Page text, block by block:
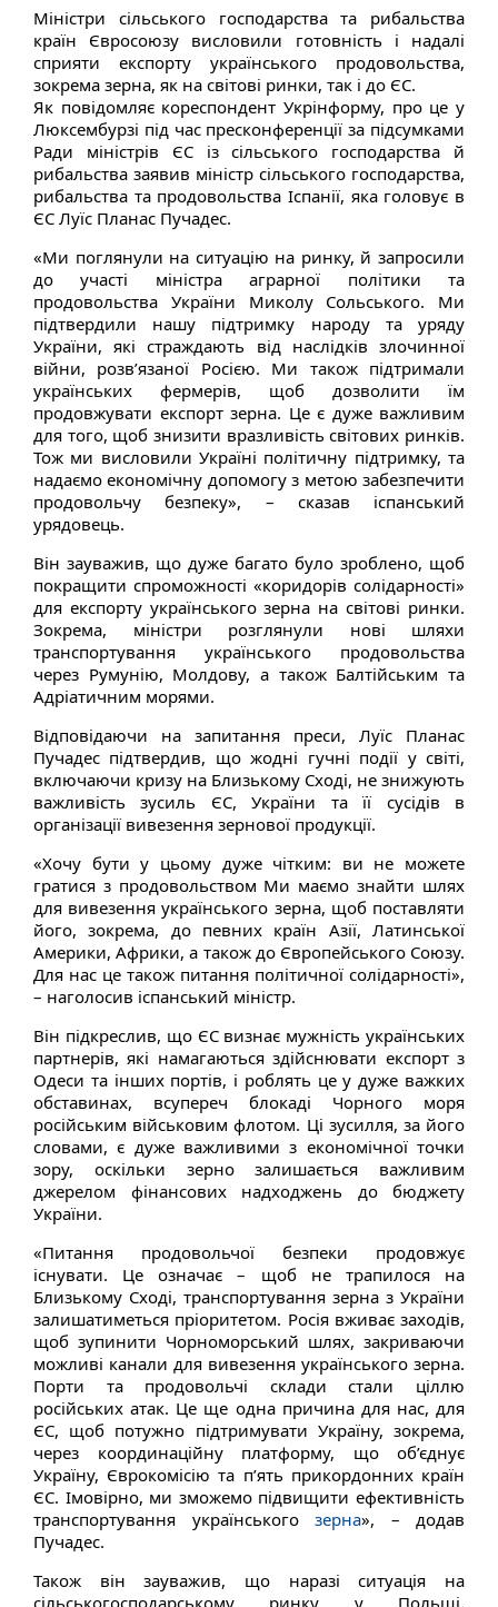
Міністри сільського господарства та рибальства
країн Євросоюзу висловили готовність і надалі
сприяти експорту українського продовольства,
зокрема зерна, як на світові ринки, так і до ЄС.
Як повідомляє кореспондент Укрінформу, про це у
Люксембурзі під час пресконференції за підсумками
Ради міністрів ЄС із сільського господарства й
рибальства заявив міністр сільського господарства,
рибальства та продовольства Іспанії, яка головує в
ЄС Луїс Планас Пучадес.
«Ми поглянули на ситуацію на ринку, й запросили
до участі міністра аграрної політики та
продовольства України Миколу Сольського. Ми
підтвердили нашу підтримку народу та уряду
України, які страждають від наслідків злочинної
війни, розв’язаної Росією. Ми також підтримали
українських фермерів, щоб дозволити їм
продовжувати експорт зерна. Це є дуже важливим
для того, щоб знизити вразливість світових ринків.
Тож ми висловили Україні політичну підтримку, та
надаємо економічну допомогу з метою забезпечити
продовольчу безпеку», – сказав іспанський
урядовець.
Він зауважив, що дуже багато було зроблено, щоб
покращити спроможності «коридорів солідарності»
для експорту українського зерна на світові ринки.
Зокрема, міністри розглянули нові шляхи
транспортування українського продовольства
через Румунію, Молдову, а також Балтійським та
Адріатичним морями.
Відповідаючи на запитання преси, Луїс Планас
Пучадес підтвердив, що жодні гучні події у світі,
включаючи кризу на Близькому Сході, не знижують
важливість зусиль ЄС, України та її сусідів в
організації вивезення зернової продукції.
«Хочу бути у цьому дуже чітким: ви не можете
гратися з продовольством Ми маємо знайти шлях
для вивезення українського зерна, щоб поставляти
його, зокрема, до певних країн Азії, Латинської
Америки, Африки, а також до Європейського Союзу.
Для нас це також питання політичної солідарності»,
– наголосив іспанський міністр.
Він підкреслив, що ЄС визнає мужність українських
партнерів, які намагаються здійснювати експорт з
Одеси та інших портів, і роблять це у дуже важких
обставинах, всупереч блокаді Чорного моря
російським військовим флотом. Ці зусилля, за його
словами, є дуже важливими з економічної точки
зору, оскільки зерно залишається важливим
джерелом фінансових надходжень до бюджету
України.
«Питання продовольчої безпеки продовжує
існувати. Це означає – щоб не трапилося на
Близькому Сході, транспортування зерна з України
залишатиметься пріоритетом. Росія вживає заходів,
щоб зупинити Чорноморський шлях, закриваючи
можливі канали для вивезення українського зерна.
Порти та продовольчі склади стали ціллю
російських атак. Це ще одна причина для нас, для
ЄС, щоб потужно підтримувати Україну, зокрема,
через координаційну платформу, що об’єднує
Україну, Єврокомісію та п’ять прикордонних країн
ЄС. Імовірно, ми зможемо підвищити ефективність
транспортування українського зерна», – додав
Пучадес.
Також він зауважив, що наразі ситуація на
сільськогосподарському ринку у Польщі,